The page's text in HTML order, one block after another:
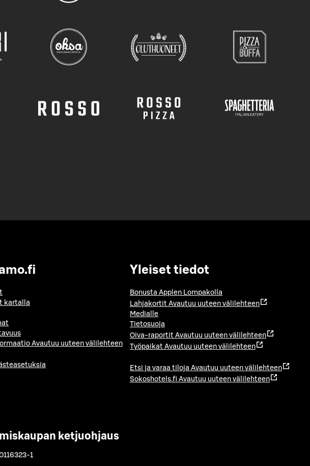
kartalla
Avautuu uuteen välilehteen
Yleiset tiedot
Bonusta Applen Lompakolla
Lahjakortit Avautuu uuteen välilehteen
Medialle
Tietosuoja
Oiva-raportit Avautuu uuteen välilehteen
Työpaikat Avautuu uuteen välilehteen
Etsi ja varaa tiloja Avautuu uuteen välilehteen
Sokoshotels.fi Avautuu uuteen välilehteen
ketjuohjaus
1